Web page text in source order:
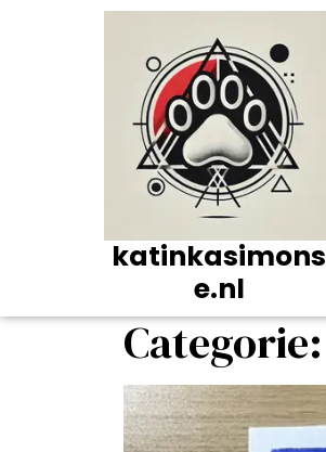
katinkasimons
e.nl
Categorie: